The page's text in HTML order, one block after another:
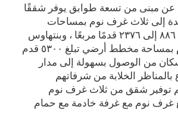
مبنى من تسعة طوابق يوفر شققًا
إلى ثلاث غرف نوم بمساحات
معيشة تتراوح من ۸۸٦ إلى ۲۳۷٦ قدمًا مربعًا ، وبنتهاوس
من أربع غرف نوم بمساحة مخطط أرضي تبلغ ٥۳۰۰ قدم
من الوصول بسهولة إلى مدار
بالمناظر الخلابة من شرفاتهم
توفير شقق من ثلاث غرف نوم
غرف نوم مع غرفة خادمة مع حمام